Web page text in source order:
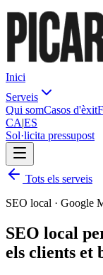
Inici
Serveis
Qui somCasos d'èxit
CA|ES
Sol·licita pressupost
Tots els serveis
SEO local · Google
SEO local
els clients et